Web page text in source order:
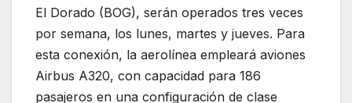
El Dorado (BOG), serán operados tres veces
por semana, los lunes, martes y jueves. Para
esta conexión, la aerolínea empleará aviones
Airbus A320, con capacidad para 186
pasajeros en una configuración de clase